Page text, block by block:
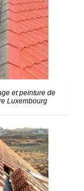
et peinture de
Luxembourg